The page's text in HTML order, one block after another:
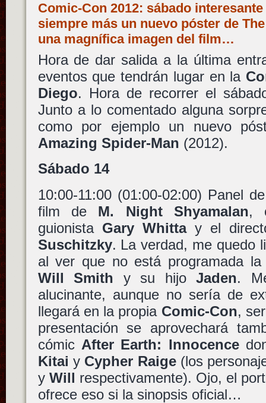
Comic-Con 2012: sábado
siempre más un nuevo póster de
una magnífica imagen del film…
Hora de dar salida a la última
eventos que tendrán lugar en la
Diego. Hora de recorrer el
Junto a lo comentado alguna
como por ejemplo un nuevo
Amazing Spider-Man (2012).
Sábado 14
10:00-11:00 (01:00-02:00) Panel
film de M. Night Shyamalan,
guionista Gary Whittay el
Suschitzky. La verdad, me quedo
al ver que no está programada la
Will Smith y su hijoJaden.
alucinante, aunque no sería de
llegará en la propia Comic-Con,
presentación se aprovechará
cómic After Earth: Innocence
Kitai y Cypher Raige(los
y Will respectivamente). Ojo, el
ofrece eso si la sinopsis oficial…